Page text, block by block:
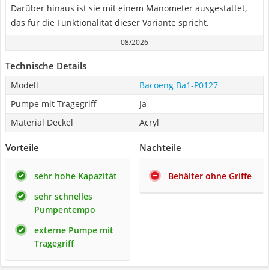
Darüber hinaus ist sie mit einem Manometer ausgestattet,
das für die Funktionalität dieser Variante spricht.
08/2026
Technische Details
Modell
Bacoeng ‎Ba1-P0127
Pumpe mit Tragegriff
Ja
Material Deckel
Acryl
Vorteile
sehr hohe Kapazität
sehr schnelles
Pumpentempo
externe Pumpe mit
Tragegriff
Nachteile
Behälter ohne Griffe